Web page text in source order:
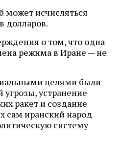
может исчисляться
долларов.
о том, что одна
режима в Иране — не
целями были
устранение
ракет и создание
сам иранский народ
систему